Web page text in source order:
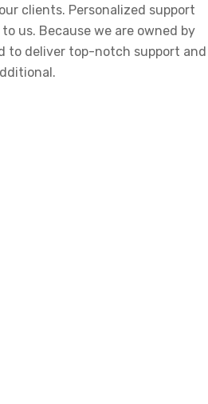
clients. Personalized support
us. Because we are owned by
to deliver top-notch support and